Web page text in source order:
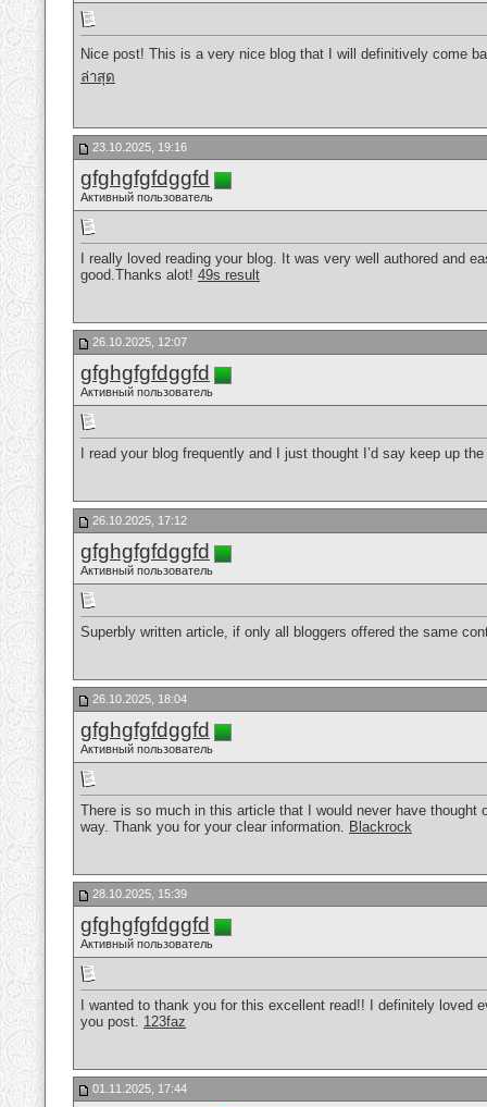
Nice post! This is a very nice blog that I will definitively come
ล่าสุด
23.10.2025, 19:16
gfghgfgfdggfd
Активный пользователь
I really loved reading your blog. It was very well authored and
good.Thanks alot! 49s result
26.10.2025, 12:07
gfghgfgfdggfd
Активный пользователь
I read your blog frequently and I just thought I’d say keep up
26.10.2025, 17:12
gfghgfgfdggfd
Активный пользователь
Superbly written article, if only all bloggers offered the same
26.10.2025, 18:04
gfghgfgfdggfd
Активный пользователь
There is so much in this article that I would never have
way. Thank you for your clear information. Blackrock
28.10.2025, 15:39
gfghgfgfdggfd
Активный пользователь
I wanted to thank you for this excellent read!! I definitely
you post. 123faz
01.11.2025, 17:44